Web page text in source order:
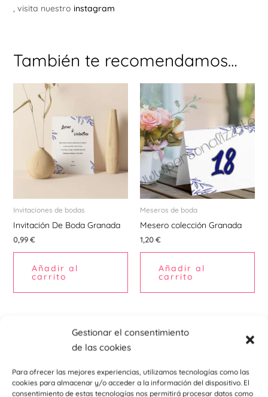
Gestionar el consentimiento
de las cookies
Para ofrecer las mejores experiencias, utilizamos tecnologías como las
cookies para almacenar y/o acceder a la información del dispositivo. El
consentimiento de estas tecnologías nos permitirá procesar datos como
, visita nuestro instagram
También te recomendamos…
Invitaciones de bodas
Invitación De Boda Granada
0,99€
Añadir al
carrito
Meseros de boda
Mesero colección Granada
1,20€
Añadir al
carrito
producto
tiene
múltiples
variantes.